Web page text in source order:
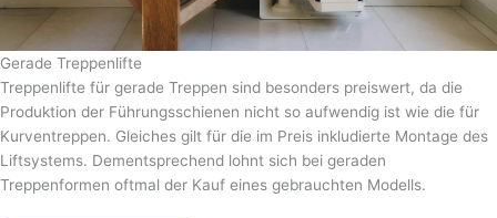
Gerade Treppenlifte
Treppenlifte für gerade Treppen sind besonders preiswert, da die
Produktion der Führungsschienen nicht so aufwendig ist wie die für
Kurventreppen. Gleiches gilt für die im Preis inkludierte Montage des
Liftsystems. Dementsprechend lohnt sich bei geraden
Treppenformen oftmal der Kauf eines gebrauchten Modells.